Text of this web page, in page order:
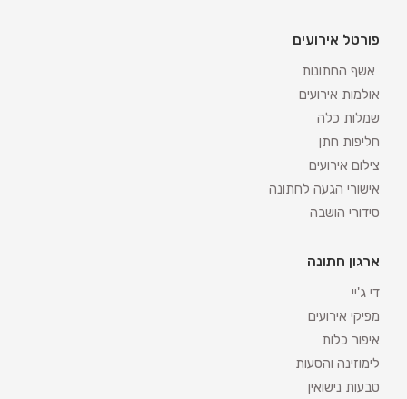
פורטל אירועים
אשף החתונות
אולמות אירועים
שמלות כלה
חליפות חתן
צילום אירועים
אישורי הגעה לחתונה
סידורי הושבה
ארגון חתונה
די ג'יי
מפיקי אירועים
איפור כלות
לימוזינה והסעות
טבעות נישואין